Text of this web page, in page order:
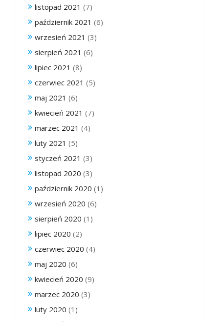
listopad 2021 (7)
październik 2021 (6)
wrzesień 2021 (3)
sierpień 2021 (6)
lipiec 2021 (8)
czerwiec 2021 (5)
maj 2021 (6)
kwiecień 2021 (7)
marzec 2021 (4)
luty 2021 (5)
styczeń 2021 (3)
listopad 2020 (3)
październik 2020 (1)
wrzesień 2020 (6)
sierpień 2020 (1)
lipiec 2020 (2)
czerwiec 2020 (4)
maj 2020 (6)
kwiecień 2020 (9)
marzec 2020 (3)
luty 2020 (1)